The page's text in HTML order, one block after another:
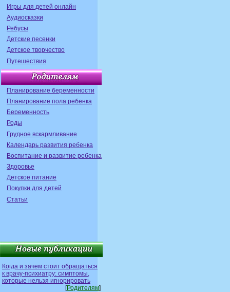
Игры для детей онлайн
Аудиосказки
Ребусы
Детские песенки
Детское творчество
Путешествия
Планирование беременности
Планирование пола ребенка
Беременность
Роды
Грудное вскармливание
Календарь развития ребенка
Воспитание и развитие ребенка
Здоровье
Детское питание
Покупки для детей
Статьи
Когда и зачем стоит обращаться
к врачу-психиатру: симптомы,
которые нельзя игнорировать
[Родителям]